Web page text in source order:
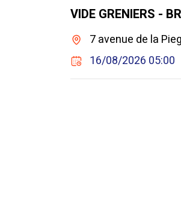
VIDE GRENIERS -
7 avenue de la
16/08/2026 05:00